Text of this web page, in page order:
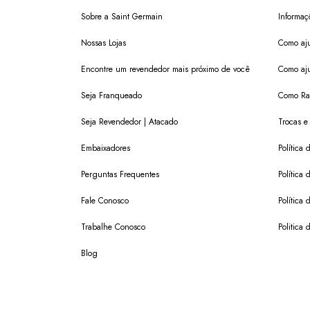
Sobre a Saint Germain
Nossas Lojas
Encontre um revendedor mais próximo de você
Seja Franqueado
Seja Revendedor | Atacado
Embaixadores
Perguntas Frequentes
Fale Conosco
Trabalhe Conosco
Blog
Como
Como
Como
Trocas
Política
Política
Política
Politica